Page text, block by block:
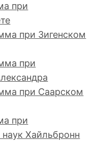
при
при Зигенском
при
при Саарском
при
Хайльбронн